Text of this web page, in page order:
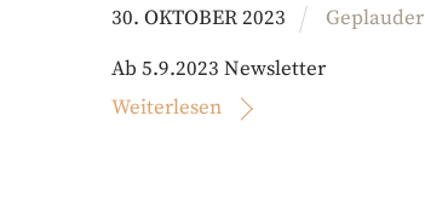
30. OKTOBER2023
Geplauder
Ab 5.9.2023 Newsletter
Weiterlesen